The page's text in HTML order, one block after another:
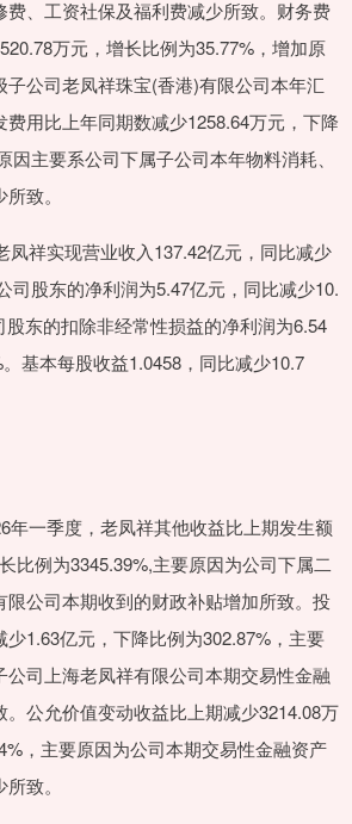
费、工资社保及福利费减少所致。财务费
万元，增长比例为35.77%，增加原
子公司老凤祥珠宝(香港)有限公司本年汇
费用比上年同期数减少1258.64万元，下降
因主要系公司下属子公司本年物料消耗、
致。
祥实现营业收入137.42亿元，同比减少
司股东的净利润为5.47亿元，同比减少10.
东的扣除非经常性损益的净利润为6.54
基本每股收益1.0458，同比减少10.7
一季度，老凤祥其他收益比上期发生额
比例为3345.39%,主要原因为公司下属二
限公司本期收到的财政补贴增加所致。投
1.63亿元，下降比例为302.87%，主要
公司上海老凤祥有限公司本期交易性金融
公允价值变动收益比上期减少3214.08万
，主要原因为公司本期交易性金融资产
致。